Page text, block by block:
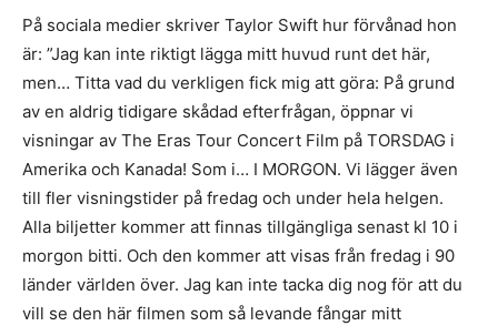
På sociala medier skriver Taylor Swift hur förvånad hon
är: ”Jag kan inte riktigt lägga mitt huvud runt det här,
men… Titta vad du verkligen fick mig att göra: På grund
av en aldrig tidigare skådad efterfrågan, öppnar vi
visningar av The Eras Tour Concert Film på TORSDAG i
Amerika och Kanada! Som i… I MORGON. Vi lägger även
till fler visningstider på fredag ​​och under hela helgen.
Alla biljetter kommer att finnas tillgängliga senast kl 10 i
morgon bitti. Och den kommer att visas från fredag ​​i 90
länder världen över. Jag kan inte tacka dig nog för att du
vill se den här filmen som så levande fångar mitt